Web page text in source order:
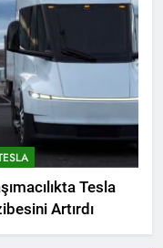
Tesla
Artırdı